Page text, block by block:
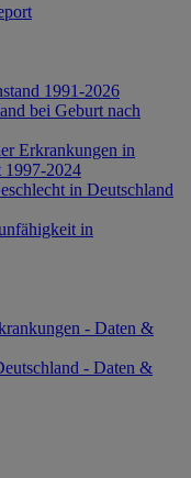
1991-2026
bei Geburt nach
Erkrankungen in
1997-2024
in Deutschland
in
- Daten &
- Daten &